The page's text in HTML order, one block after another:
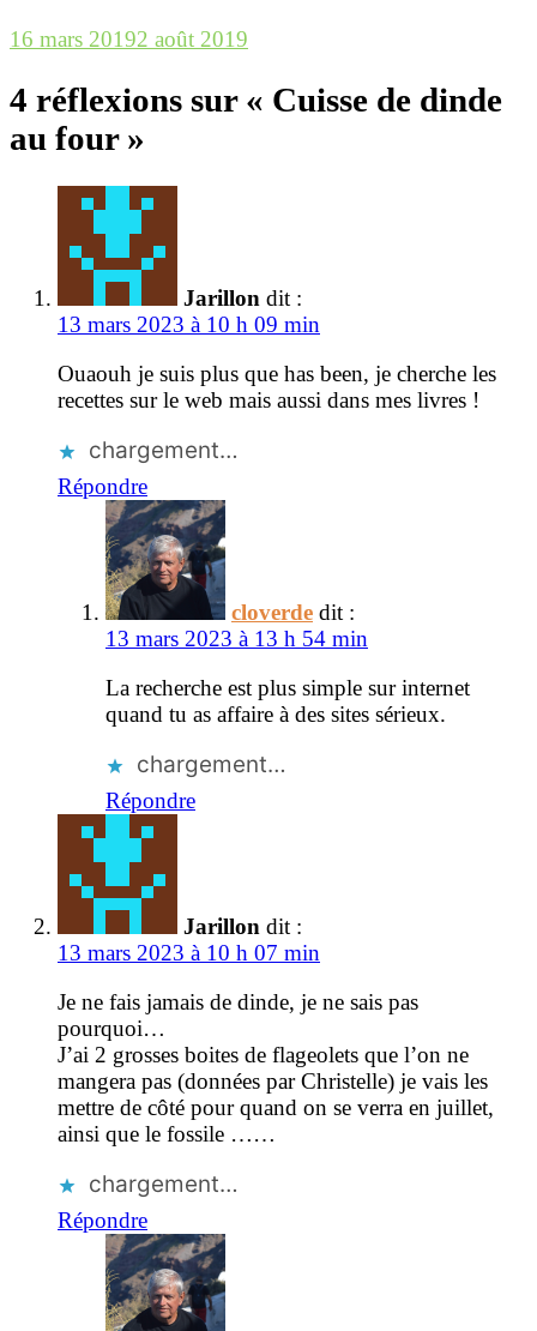
16 mars 20192 août 2019
4 réflexions sur « Cuisse de dinde
au four»
Jarillon dit :
13 mars 2023 à 10 h 09 min
Ouaouh je suis plus que has been, je cherche les
recettes sur le web mais aussi dans mes livres !
chargement…
Répondre
cloverde dit :
13 mars 2023 à 13 h 54 min
La recherche est plus simple sur internet
quand tu as affaire à des sites sérieux.
chargement…
Répondre
Jarillon dit :
13 mars 2023 à 10 h 07 min
Je ne fais jamais de dinde, je ne sais pas
pourquoi…
J’ai 2 grosses boites de flageolets que l’on ne
mangera pas (données par Christelle) je vais les
mettre de côté pour quand on se verra en juillet,
ainsi que le fossile ……
chargement…
Répondre